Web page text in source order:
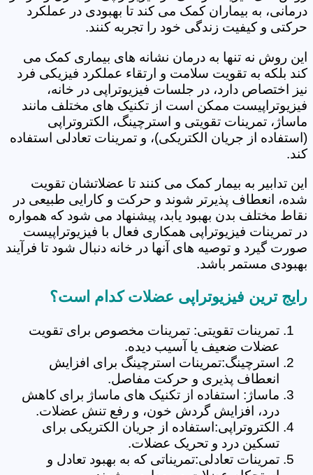
درمانی، به بیماران کمک می کند تا بهبودی در عملکرد
حرکتی و کیفیت زندگی خود را تجربه کنند.
این روش نه تنها به درمان نشانه های بیماری کمک می
کند بلکه به تقویت سلامت و ارتقاء عملکرد فیزیکی فرد
نیز اختصاص دارد، در جلسات فیزیوتراپی در خانه،
فیزیوتراپیست ممکن است از تکنیک های مختلف مانند
ماساژ، تمرینات تقویتی و استرچینگ، الکتروتراپی
(استفاده از جریان الکتریکی)، و تمرینات تعادلی استفاده
کند.
این تدابیر به بیمار کمک می کنند تا عضلاتشان تقویت
شده، انعطاف پذیرتر شوند و حرکت و کارایی طبیعی در
نقاط مختلف بدن بهبود یابد، پیشنهاد می شود که همواره
در تمرینات فیزیوتراپی همکاری فعال با فیزیوتراپیست
صورت گیرد و توصیه های آنها در خانه دنبال شود تا فرآیند
بهبودی مستمر باشد.
رایج ترین فیزیوتراپی عضلات کدام است؟
تمرینات تقویتی: تمرینات مخصوص برای تقویت
عضلات ضعیف یا آسیب دیده.
استرچینگ:تمرینات استرچینگ برای افزایش
انعطاف پذیری و حرکت مفاصل.
ماساژ: استفاده از تکنیک های ماساژ برای کاهش
درد، افزایش گردش خون، و رفع تنش عضلات.
الکتروتراپی:استفاده از جریان الکتریکی برای
تسکین درد و تحریک عضلات.
تمرینات تعادلی:تمریناتی که به بهبود تعادل و